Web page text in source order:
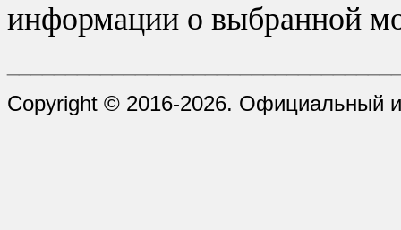
информации о выбранной
Copyright © 2016-2026. Официальный